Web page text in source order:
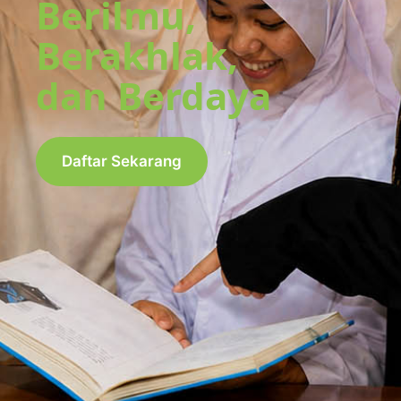
Berilmu,
Berakhlak,
dan Berdaya
Daftar Sekarang